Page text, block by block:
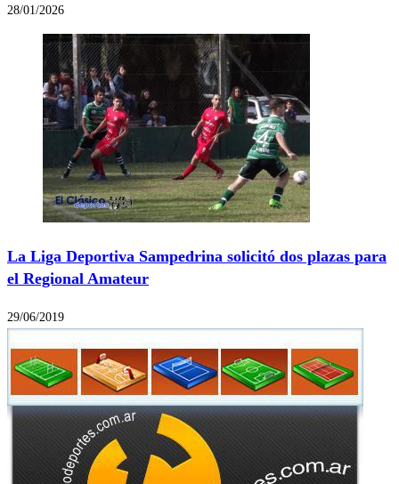
28/01/2026
La Liga Deportiva Sampedrina solicitó dos plazas para
el Regional Amateur
29/06/2019